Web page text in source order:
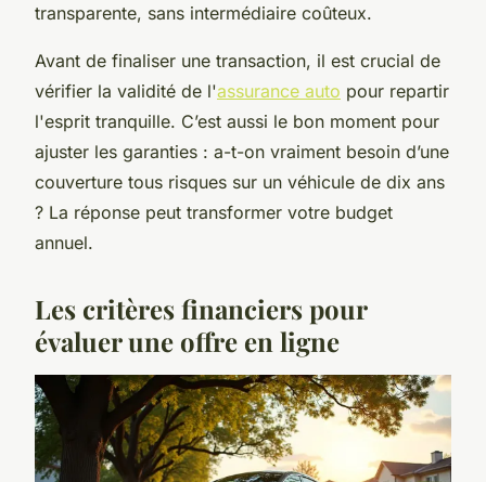
transparente, sans intermédiaire coûteux.
Avant de finaliser une transaction, il est crucial de
vérifier la validité de l'assurance auto pour repartir
l'esprit tranquille. C’est aussi le bon moment pour
ajuster les garanties : a-t-on vraiment besoin d’une
couverture tous risques sur un véhicule de dix ans
? La réponse peut transformer votre budget
annuel.
Les critères financiers pour
évaluer une offre en ligne